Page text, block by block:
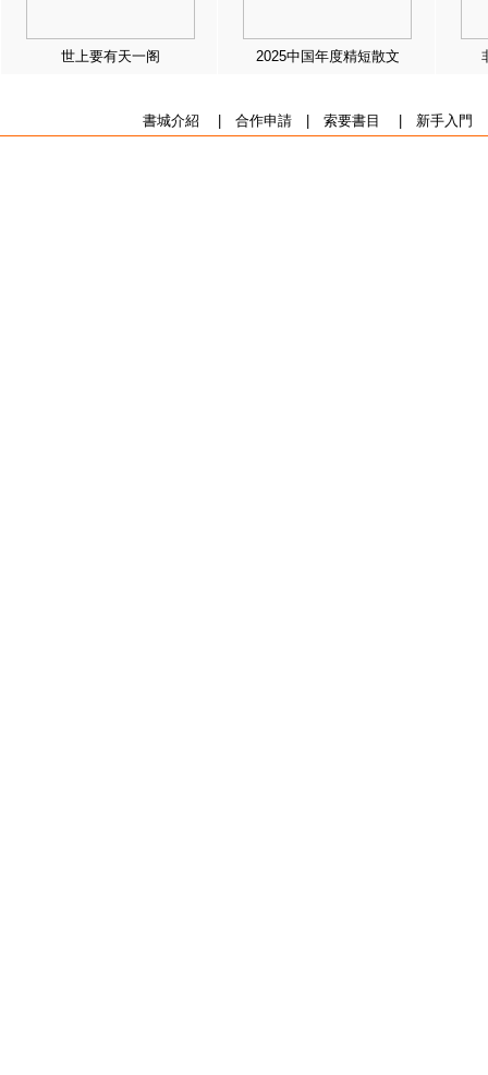
世上要有天一阁 2025中国年度精短散文
書城介紹 合作申請| 索要書目 新手入門